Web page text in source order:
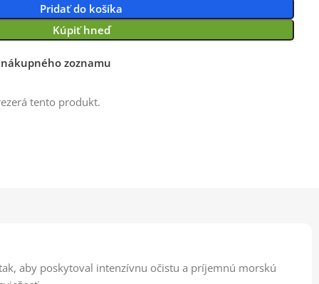
Pridať do košíka
Kúpiť hneď
zoznamu
tento produkt.
aby poskytoval intenzívnu očistu a príjemnú morskú